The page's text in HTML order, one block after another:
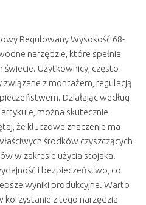
Regulowany Wysokość 68-
narzędzie, które spełnia
świecie. Użytkownicy, często
z montażem, regulacją
Działając według
można skutecznie
że kluczowe znaczenie ma
środków czyszczących
w zakresie użycia stojaka.
i bezpieczeństwo, co
wyniki produkcyjne. Warto
korzystanie z tego narzędzia